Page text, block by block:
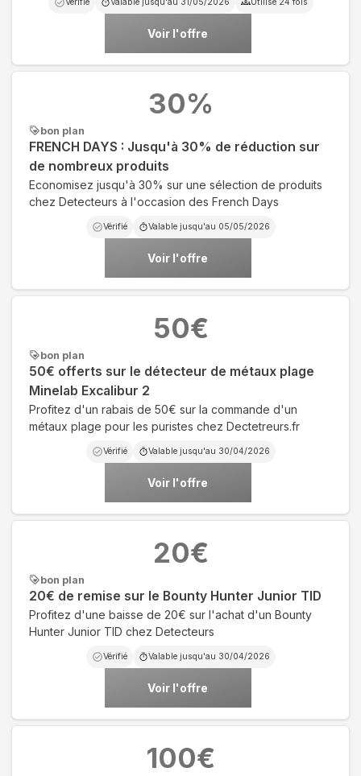
Voir l'offre
bon plan
FRENCH DAYS : Jusqu'à 30% de réduction sur
de nombreux produits
Economisez jusqu'à 30% sur une sélection de produits
chez Detecteurs à l'occasion des French Days
Vérifié Valable jusqu'au 05/05/2026
Voir l'offre
30%
bon plan
50€ offerts sur le détecteur de métaux plage
Minelab Excalibur 2
Profitez d'un rabais de 50€ sur la commande d'un
métaux plage pour les puristes chez Dectetreurs.fr
Vérifié Valable jusqu'au 30/04/2026
Voir l'offre
50€
bon plan
20€ de remise sur le Bounty Hunter Junior TID
Profitez d'une baisse de 20€ sur l'achat d'un Bounty
Hunter Junior TID chez Detecteurs
Vérifié Valable jusqu'au 30/04/2026
Voir l'offre
20€
100€